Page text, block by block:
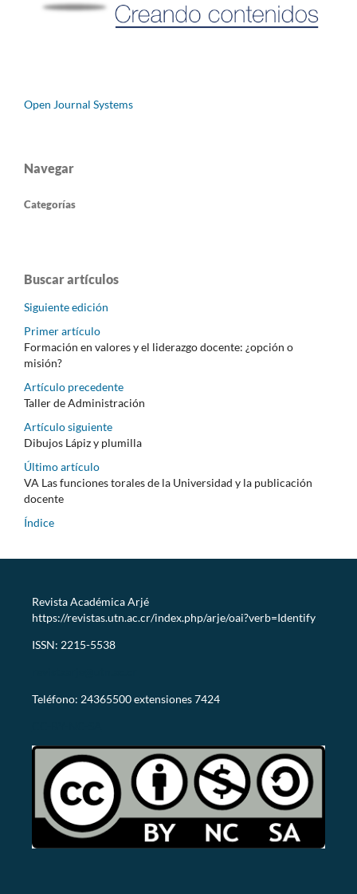
Open Journal Systems
Navegar
Categorías
Buscar artículos
Siguiente edición
Primer artículo
Formación en valores y el liderazgo docente: ¿opción o
misión?
Artículo precedente
Taller de Administración
Artículo siguiente
Dibujos Lápiz y plumilla
Último artículo
VA Las funciones torales de la Universidad y la publicación
docente
Índice
Revista Académica Arjé
https://revistas.utn.ac.cr/index.php/arje/oai?verb=Identify
ISSN: 2215-5538
Teléfono: 24365500 extensiones 7424